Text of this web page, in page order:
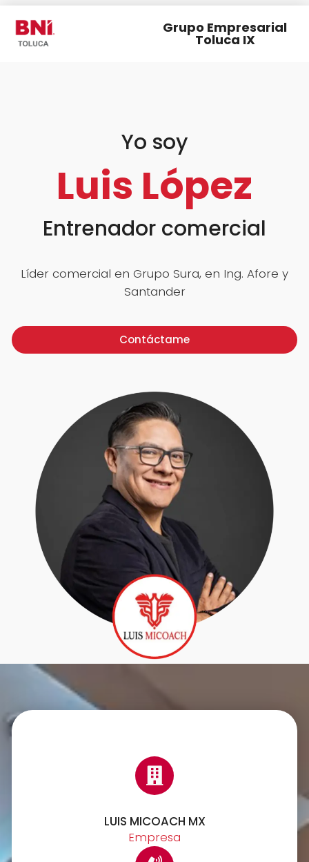
Grupo Empresarial
Toluca IX
Yo soy
Luis López
Entrenador comercial
Líder comercial en Grupo Sura, en Ing. Afore y
Santander
Contáctame
LUIS MICOACH MX
Empresa